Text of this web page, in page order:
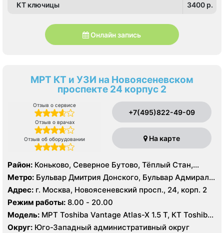
КТ ключицы 3400 p.
Онлайн запись
МРТ КТ и УЗИ на Новоясеневском
проспекте 24 корпус 2
Отзыв о сервисе
Отзыв о врачах
Отзыв об оборудовании
+7(495)822-49-09
На карте
Район: Коньково, Северное Бутово, Тёплый Стан,
Южное Бутово, Ясенево
Метро: Бульвар Дмитрия Донского, Бульвар Адмирала
Ушакова, Битцевский парк , Беляево, Аннино ,
Лесопарковая, Новоясеневская, Теплый Стан, Улица
Академика Янгеля, Улица Горчакова, Улица
Скобелевская, Улица Старокачаловская, Ясенево,
Коммунарка, Ольховая, Прокшино, Филатов Луг
Адрес: г. Москва, Новоясеневский просп., 24, корп. 2
Режим работы: 8.00 - 20.00
Модель: МРТ Toshiba Vantage Atlas-X 1.5 Т, КТ Toshiba
AQUILION RXL 16 срезов, УЗИ
Округ: Юго-Западный административный округ